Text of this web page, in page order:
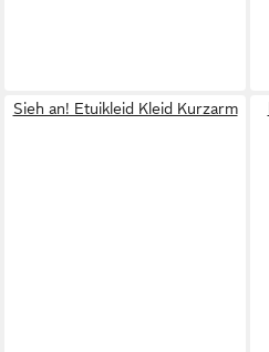
Sieh an! Etuikleid Kleid Kurzarm